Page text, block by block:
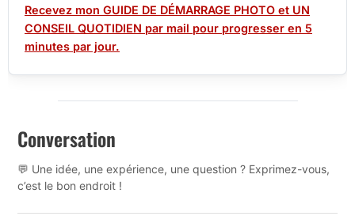
Recevez mon GUIDE DE DÉMARRAGE PHOTO et UN
CONSEIL QUOTIDIEN par mail pour progresser en 5
minutes par jour.
Conversation
💬 Une idée, une expérience, une question ? Exprimez-vous,
c’est le bon endroit !